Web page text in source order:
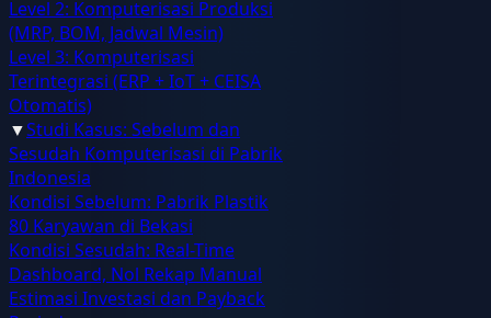
Level 2: Komputerisasi Produksi
(MRP, BOM, Jadwal Mesin)
Level 3: Komputerisasi
Terintegrasi (ERP + IoT + CEISA
Otomatis)
▼Studi Kasus: Sebelum dan
Sesudah Komputerisasi di Pabrik
Indonesia
Kondisi Sebelum: Pabrik Plastik
80 Karyawan di Bekasi
Kondisi Sesudah: Real-Time
Dashboard, Nol Rekap Manual
Estimasi Investasi dan Payback